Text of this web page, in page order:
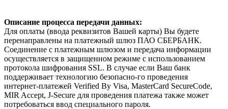
Описание процесса передачи данных:
Для оплаты (ввода реквизитов Вашей карты) Вы будете
перенаправлены на платежный шлюз ПАО СБЕРБАНК.
Соединение с платежным шлюзом и передача информации
осуществляется в защищенном режиме с использованием
протокола шифрования SSL. В случае если Ваш банк
поддерживает технологию безопасно-го проведения
интернет-платежей Verified By Visa, MasterCard SecureCode,
MIR Accept, J-Secure для проведения платежа также может
потребоваться ввод специального пароля.